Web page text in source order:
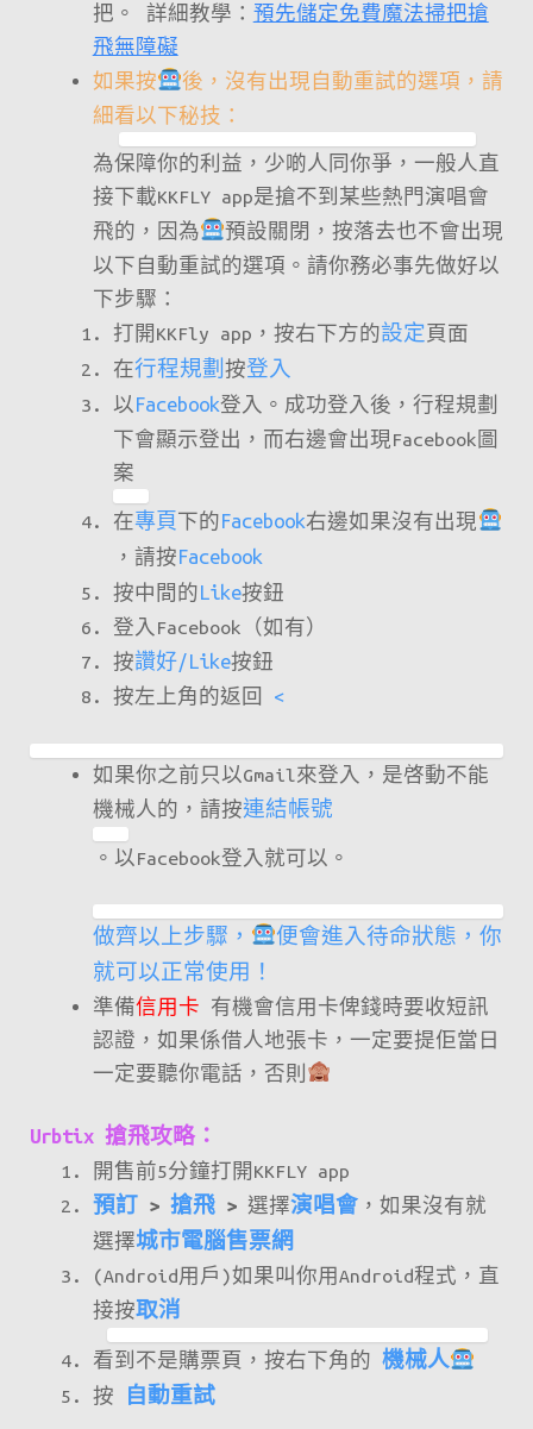
把。 詳細教學： 預先儲定免費魔法掃把搶
飛無障礙
如果按
後，沒有出現自動重試的選項，請
細看以下秘技：
為保障你的利益，少啲人同你爭，一般人直
接下載KKFLY app是搶不到某些熱門演唱會
飛的，因為
預設關閉，按落去也不會出現
以下自動重試的選項。請你務必事先做好以
下步驟：
打開KKFly app，按右下方的設定 頁面
在行程規劃按登入
以 Facebook登入。成功登入後，行程規劃
下會顯示登出，而右邊會出現Facebook圖
案
在專頁 下的Facebook右邊如果沒有出現
，請按Facebook
按中間的Like按鈕
登入Facebook（如有）
按讚好/Like按鈕
按左上角的返回 <
如果你之前只以Gmail來登入，是啓動不能
機械人的，請按連結帳號
。以Facebook登入就可以。
做齊以上步驟，
便會進入待命狀態，你
就可以正常使用！
準備信用卡 有機會信用卡俾錢時要收短訊
認證，如果係借人地張卡，一定要提佢當日
一定要聽你電話，否則
Urbtix 搶飛攻略：
開售前5分鐘打開KKFLY app
預訂 > 搶飛 > 選擇演唱會，如果沒有就
選擇城市電腦售票網
(Android用戶)如果叫你用Android程式，直
接按取消
看到不是購票頁，按右下角的 機械人
按
自動重試